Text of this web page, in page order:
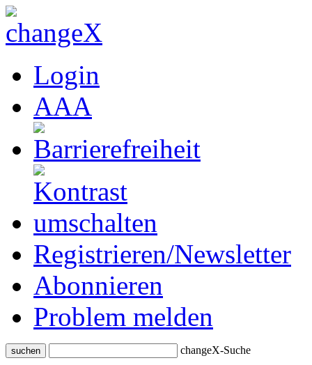
Login
AAA
Registrieren/Newsletter
Abonnieren
Problem melden
suchen changeX-Suche